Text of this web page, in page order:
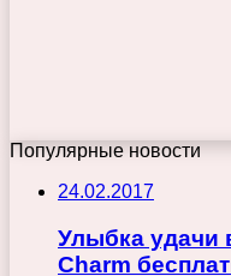
Популярные новости
24.02.2017
Улыбка удачи
Charm